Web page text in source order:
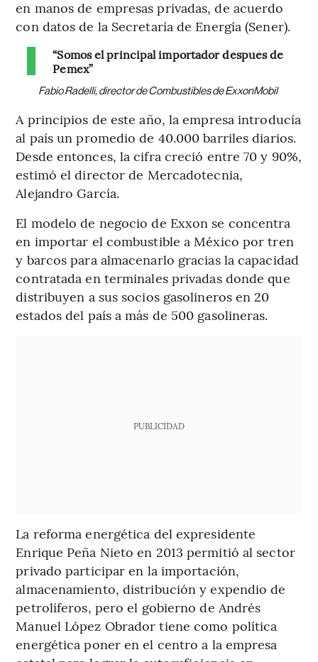
en manos de empresas privadas, de acuerdo
con datos de la Secretaría de Energía (Sener).
“Somos el principal importador después de
Pemex”
Fabio Radelli, director de Combustibles de ExxonMobil
A principios de este año, la empresa introducía
al país un promedio de 40.000 barriles diarios.
Desde entonces, la cifra creció entre 70 y 90%,
estimó el director de Mercadotecnia,
Alejandro García.
El modelo de negocio de Exxon se concentra
en importar el combustible a México por tren
y barcos para almacenarlo gracias la capacidad
contratada en terminales privadas donde que
distribuyen a sus socios gasolineros en 20
estados del país a más de 500 gasolineras.
PUBLICIDAD
La reforma energética del expresidente
Enrique Peña Nieto en 2013 permitió al sector
privado participar en la importación,
almacenamiento, distribución y expendio de
petrolíferos, pero el gobierno de Andrés
Manuel López Obrador tiene como política
energética poner en el centro a la empresa